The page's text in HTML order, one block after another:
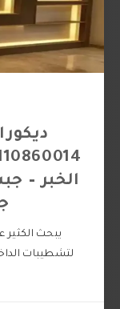
الخبر –
يبحث الكثير
لتشطيبات